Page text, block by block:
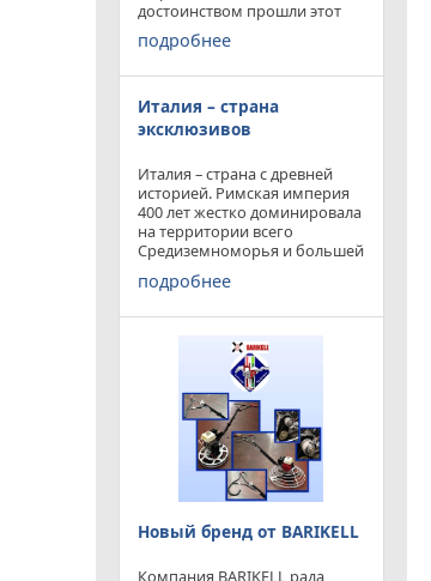
достоинством прошли этот
отрезок времени ,
конкурируя с
результатов и целей которые
перед собой ставили.
подробнее
Италия – страна
эксклюзивов
Италия – страна с древней
историей. Римская империя
400 лет жестко доминировала
на территории всего
Средиземноморья и большей
частью Европы. Императоры
и правители аппенин
Каждый гражданин Земли
подробнее
Новый бренд от BARIKELL
Компания BARIKELL рада